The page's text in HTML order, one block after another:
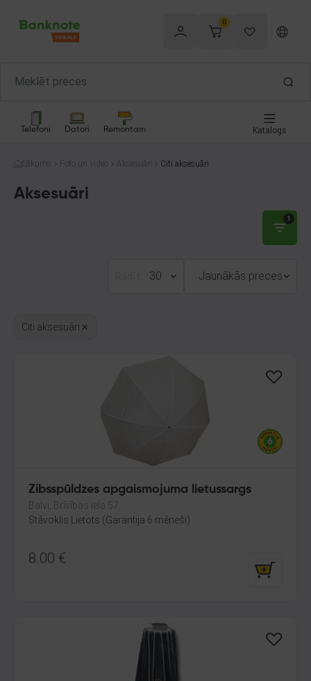
0
Telefoni Datori Remontam Katalogs
Sākums Foto un video Aksesuāri Citi aksesuāri
Aksesuāri
1
30 Jaunākās preces
Citi aksesuāri
Zibsspūldzes apgaismojuma lietussargs
Balvi, Brīvības iela 57
Stāvoklis Lietots (Garantija 6 mēneši)
8.00 €